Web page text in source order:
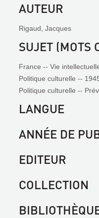
AUTEUR
Rigaud, Jacques
SUJET (MOTS
France -- Vie
Politique culturelle --
Politique culturelle --
LANGUE
ANNÉE DE
EDITEUR
COLLECTION